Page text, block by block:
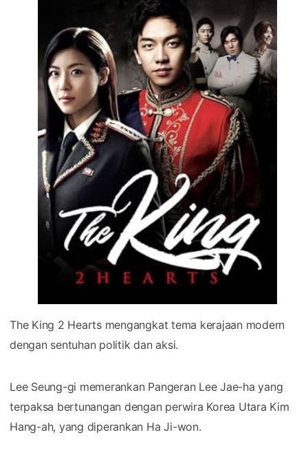
The King 2 Hearts mengangkat tema kerajaan modern
dengan sentuhan politik dan aksi.
Lee Seung-gi memerankan Pangeran Lee Jae-ha yang
terpaksa bertunangan dengan perwira Korea Utara Kim
Hang-ah, yang diperankan Ha Ji-won.